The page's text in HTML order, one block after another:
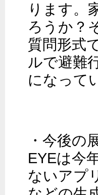
ります。
ろうか？
質問形式
ルで避難
になって
・今後の
EYEは今
ないアプ